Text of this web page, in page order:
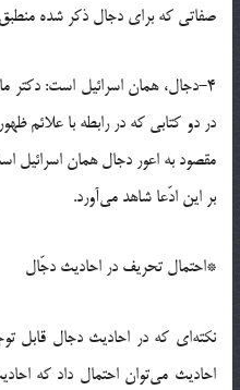
صفاتى که براى دجال ذکر شده
4-دجال، همان اسرائیل است: دکتر
در دو کتابى که در رابطه با علائم
مقصود به اعور دجال همان اسرائیل
بر این ادّعا شاهد مى‌آورد.
*احتمال تحریف در احادیث دجّال
نکته‌اى که در احادیث دجال قابل
احادیث مى‌توان احتمال داد که